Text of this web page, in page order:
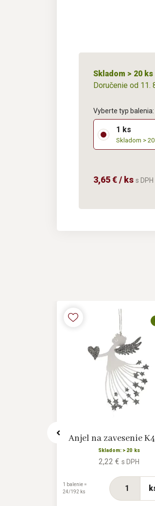
Skladom > 20 ks
Doručenie od 11.
Vyberte typ balenia:
1 ks
Skladom >
3,65 € / ks s DPH
Anjel na zavesenie
Skladom: > 20 ks
2,22 € s DPH
1 balenie =
24/192 ks